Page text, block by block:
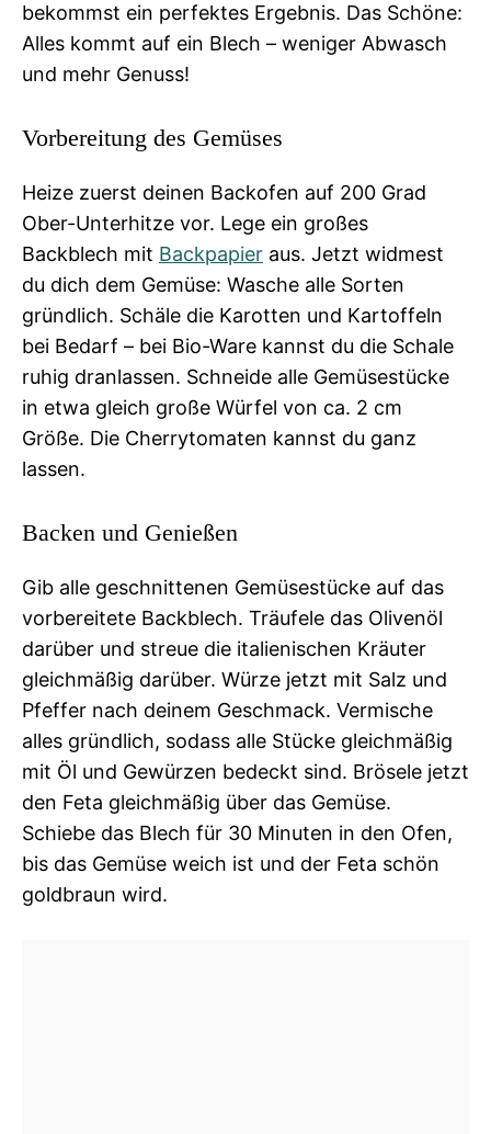
bekommst ein perfektes Ergebnis. Das Schöne:
Alles kommt auf ein Blech – weniger Abwasch
und mehr Genuss!
Vorbereitung des Gemüses
Heize zuerst deinen Backofen auf 200 Grad
Ober-Unterhitze vor. Lege ein großes
Backblech mit Backpapier aus. Jetzt widmest
du dich dem Gemüse: Wasche alle Sorten
gründlich. Schäle die Karotten und Kartoffeln
bei Bedarf – bei Bio-Ware kannst du die Schale
ruhig dranlassen. Schneide alle Gemüsestücke
in etwa gleich große Würfel von ca. 2 cm
Größe. Die Cherrytomaten kannst du ganz
lassen.
Backen und Genießen
Gib alle geschnittenen Gemüsestücke auf das
vorbereitete Backblech. Träufele das Olivenöl
darüber und streue die italienischen Kräuter
gleichmäßig darüber. Würze jetzt mit Salz und
Pfeffer nach deinem Geschmack. Vermische
alles gründlich, sodass alle Stücke gleichmäßig
mit Öl und Gewürzen bedeckt sind. Brösele jetzt
den Feta gleichmäßig über das Gemüse.
Schiebe das Blech für 30 Minuten in den Ofen,
bis das Gemüse weich ist und der Feta schön
goldbraun wird.